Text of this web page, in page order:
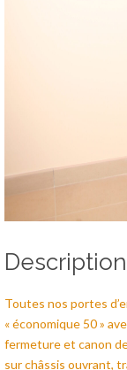
Toutes nos portes
« économique 50 »
fermeture et canon
sur châssis ouvrant,